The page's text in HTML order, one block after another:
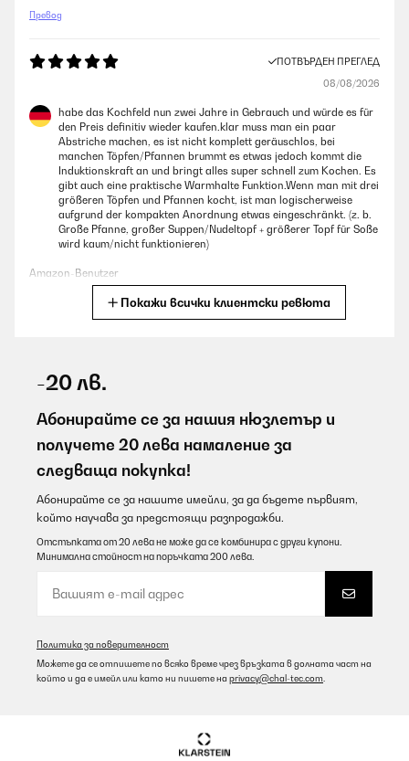
Превод
ПОТВЪРДЕН ПРЕГЛЕД
08/08/2026
habe das Kochfeld nun zwei Jahre in Gebrauch und würde es für
den Preis definitiv wieder kaufen.klar muss man ein paar
Abstriche machen, es ist nicht komplett geräuschlos, bei
manchen Töpfen/Pfannen brummt es etwas jedoch kommt die
Induktionskraft an und bringt alles super schnell zum Kochen. Es
gibt auch eine praktische Warmhalte Funktion.Wenn man mit drei
größeren Töpfen und Pfannen kocht, ist man logischerweise
aufgrund der kompakten Anordnung etwas eingeschränkt. (z. b.
Große Pfanne, großer Suppen/Nudeltopf + größerer Topf für Soße
wird kaum/nicht funktionieren)
Amazon-Benutzer
simple de la plaque
Utilisateur d'Amazon
Превод
ПОТВЪРДЕН ПРЕГЛЕД
08/08/2026
Превод
ПОТВЪРДЕН ПРЕГЛЕД
Покажи всички клиентски ревюта
-20 лв.
Абонирайте се за нашия нюзлетър и
получете 20 лева намаление за
следваща покупка!
Абонирайте се за нашите имейли, за да бъдете първият,
който научава за предстоящи разпродажби.
Отстъпката от 20 лева не може да се комбинира с други купони.
Минимална стойност на поръчката 200 лева.
Политика за поверителност
Можете да се отпишете по всяко време чрез връзката в долната част на
който и да е имейл или като ни пишете на privacy@chal-tec.com